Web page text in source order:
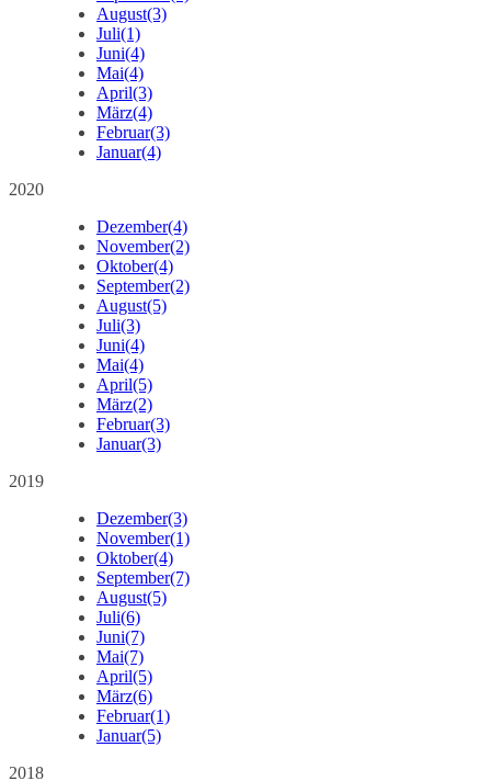
August(3)
Juli(1)
Juni(4)
Mai(4)
April(3)
März(4)
Februar(3)
Januar(4)
2020
Dezember(4)
November(2)
Oktober(4)
September(2)
August(5)
Juli(3)
Juni(4)
Mai(4)
April(5)
März(2)
Februar(3)
Januar(3)
2019
Dezember(3)
November(1)
Oktober(4)
September(7)
August(5)
Juli(6)
Juni(7)
Mai(7)
April(5)
März(6)
Februar(1)
Januar(5)
2018